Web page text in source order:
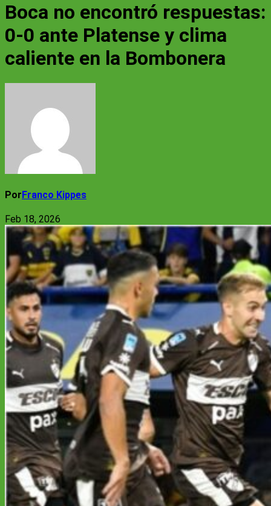
Boca no encontró respuestas:
0-0 ante Platense y clima
caliente en la Bombonera
PorFranco Kippes
Feb 18, 2026